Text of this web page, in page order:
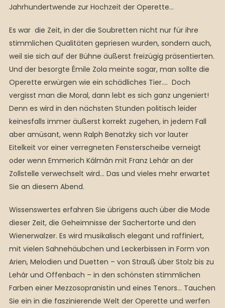
Jahrhundertwende zur Hochzeit der Operette…
Es war die Zeit, in der die Soubretten nicht nur für ihre
stimmlichen Qualitäten gepriesen wurden, sondern auch,
weil sie sich auf der Bühne äußerst freizügig präsentierten.
Und der besorgte Émile Zola meinte sogar, man sollte die
Operette erwürgen wie ein schädliches Tier…. Doch
vergisst man die Moral, dann lebt es sich ganz ungeniert!
Denn es wird in den nächsten Stunden politisch leider
keinesfalls immer äußerst korrekt zugehen, in jedem Fall
aber amüsant, wenn Ralph Benatzky sich vor lauter
Eitelkeit vor einer verregneten Fensterscheibe verneigt
oder wenn Emmerich Kálmán mit Franz Lehár an der
Zollstelle verwechselt wird… Das und vieles mehr erwartet
Sie an diesem Abend.
Wissenswertes erfahren Sie übrigens auch über die Mode
dieser Zeit, die Geheimnisse der Sachertorte und den
Wienerwalzer. Es wird musikalisch elegant und raffiniert,
mit vielen Sahnehäubchen und Leckerbissen in Form von
Arien, Melodien und Duetten – von Strauß über Stolz bis zu
Lehár und Offenbach – in den schönsten stimmlichen
Farben einer Mezzosopranistin und eines Tenors… Tauchen
Sie ein in die faszinierende Welt der Operette und werfen